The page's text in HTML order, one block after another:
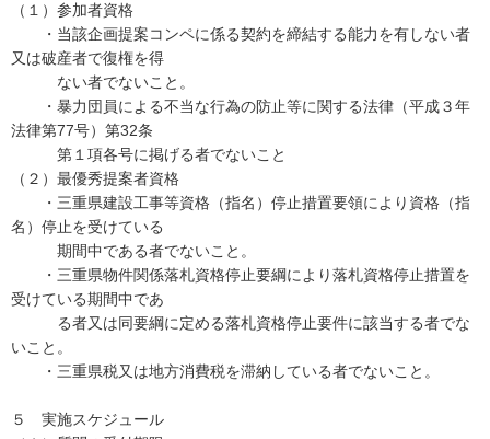
（１）参加者資格
・当該企画提案コンペに係る契約を締結する能力を有しない者
又は破産者で復権を得
ない者でないこと。
・暴力団員による不当な行為の防止等に関する法律（平成３年
法律第77号）第32条
第１項各号に掲げる者でないこと
（２）最優秀提案者資格
・三重県建設工事等資格（指名）停止措置要領により資格（指
名）停止を受けている
期間中である者でないこと。
・三重県物件関係落札資格停止要綱により落札資格停止措置を
受けている期間中であ
る者又は同要綱に定める落札資格停止要件に該当する者でな
いこと。
・三重県税又は地方消費税を滞納している者でないこと。
５ 実施スケジュール